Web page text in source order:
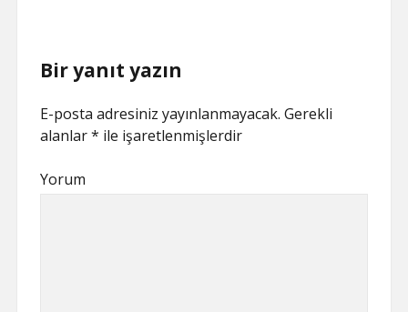
Bir yanıt yazın
E-posta adresiniz yayınlanmayacak. Gerekli
alanlar* ile işaretlenmişlerdir
Yorum